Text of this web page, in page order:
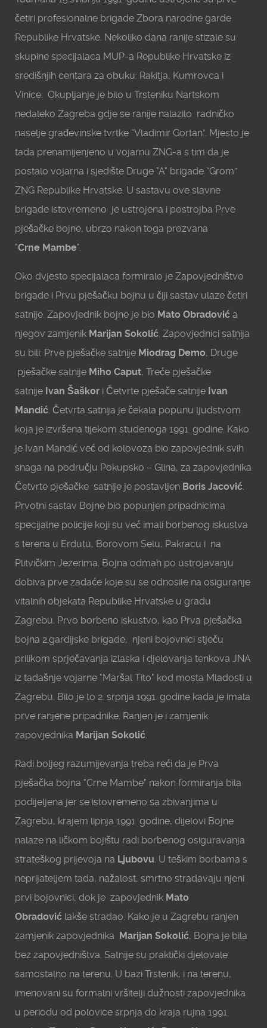
četiri profesionalne brigade Zbora narodne garde
Republike Hrvatske. Nekoliko dana ranije stizale su
skupine specijalaca MUP-a Republike Hrvatske iz
središnjih centara za obuku: Rakitja, Kumrovca i
Vinice. Okupljanje je bilo u Trsteniku Nartskom
nedaleko Zagreba gdje se ranije nalazilo radničko
naselje građevinske tvrtke “Vladimir Gortan”. Mjesto je
tada prenamijenjeno u vojarnu ZNG-a s tim da je
postalo vojarna i sjedište Druge "A" brigade “Grom”
ZNG Republike Hrvatske. U sastavu ove slavne
brigade istovremeno je ustrojena i postrojba Prve
pješačke bojne, ubrzo nakon toga prozvana
"Crne Mambe".
Oko dvjesto specijalaca formiralo je Zapovjedništvo
brigade i Prvu pješačku bojnu u čiji sastav ulaze četiri
satnije. Zapovjednik bojne je bio Mato Obradović a
njegov zamjenik Marijan Sokolić. Zapovjednici satnija
su bili: Prve pješačke satnije Miodrag Demo, Druge
pješačke satnije Miho Caput, Treće pješačke
satnije Ivan Šaškor i Četvrte pješače satnije Ivan
Mandić. Četvrta satnija je čekala popunu ljudstvom
koja je izvršena tijekom studenoga 1991. godine. Kako
je Ivan Mandić već od kolovoza bio zapovjednik svih
snaga na području Pokupsko – Glina, za zapovjednika
Četvrte pješačke satnije je postavljen Boris Jacović.
Prvotni sastav Bojne bio popunjen pripadnicima
specijalne policije koji su već imali borbenog iskustva
s terena u Erdutu, Borovom Selu, Pakracu i na
Plitvičkim Jezerima. Bojna odmah po ustrojavanju
dobiva prve zadaće koje su se odnosile na osiguranje
vitalnih objekata Republike Hrvatske u gradu
Zagrebu. Prvo borbeno iskustvo, kao Prva pješačka
bojna 2.gardijske brigade, njeni bojovnici stječu
prilikom sprječavanja izlaska i djelovanja tenkova JNA
iz tadašnje vojarne "Maršal Tito" kod mosta Mladosti u
Zagrebu. Bilo je to 2. srpnja 1991. godine kada je imala
prve ranjene pripadnike. Ranjen je i zamjenik
zapovjednika Marijan Sokolić.
Radi boljeg razumijevanja treba reći da je Prva
pješačka bojna "Crne Mambe" nakon formiranja bila
podijeljena jer se istovremeno sa zbivanjima u
Zagrebu, krajem lipnja 1991. godine, dijelovi Bojne
nalaze na ličkom bojištu radi borbenog osiguravanja
strateškog prijevoja na Ljubovu. U teškim borbama s
neprijateljem tada, nažalost, smrtno stradavaju njeni
prvi bojovnici, dok je zapovjednik Mato
Obradović lakše stradao. Kako je u Zagrebu ranjen
zamjenik zapovjednika
Marijan Sokolić, Bojna je bila
bez zapovjedništva. Satnije su praktički djelovale
samostalno na terenu. U bazi Trstenik, i na terenu,
imenovani su formalni vršitelji dužnosti zapovjednika
u periodu od polovice srpnja do kraja rujna 1991.